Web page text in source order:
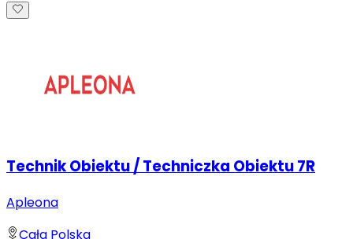
Technik Obiektu / Techniczka Obiektu 7R
Apleona
Cała Polska